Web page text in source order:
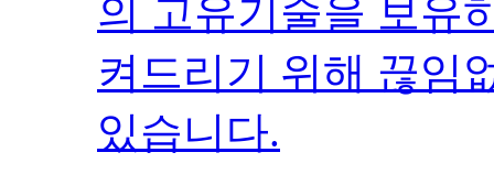
장'을 수훈하게 되었
오늘의 영광스러운
저희와 함께 걸어와